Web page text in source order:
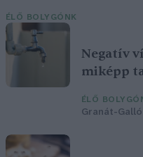
ÉLŐ BOLYGÓNK
Negatív
miképp
ÉLŐ
Granát-